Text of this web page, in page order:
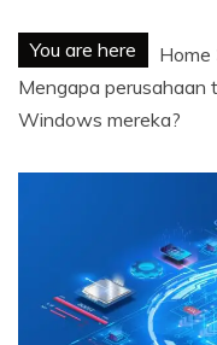
You are here Home
Mengapa perusahaan
Windows mereka?